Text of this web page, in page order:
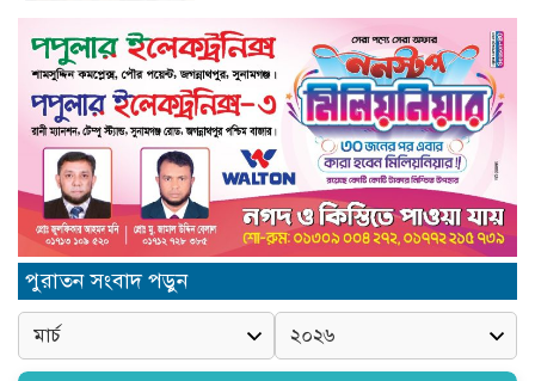
যুক্তরাজ্যে মতবিনিময়সভায় এমপি
কয়ছর এম আহমেদ: জগন্নাথপুর-
শান্তিগঞ্জ আর কখনো অবহেলিত থাকবে
না
Come l’AI in Conversazione
Golove Mantiene Risposte
Naturali e Rapide
সিলেট শিক্ষা বোর্ডের নতুন চেয়ারম্যান
জগন্নাথপুরে সিনিয়র সাংবাদিক
পুরাতন সংবাদ পড়ুন